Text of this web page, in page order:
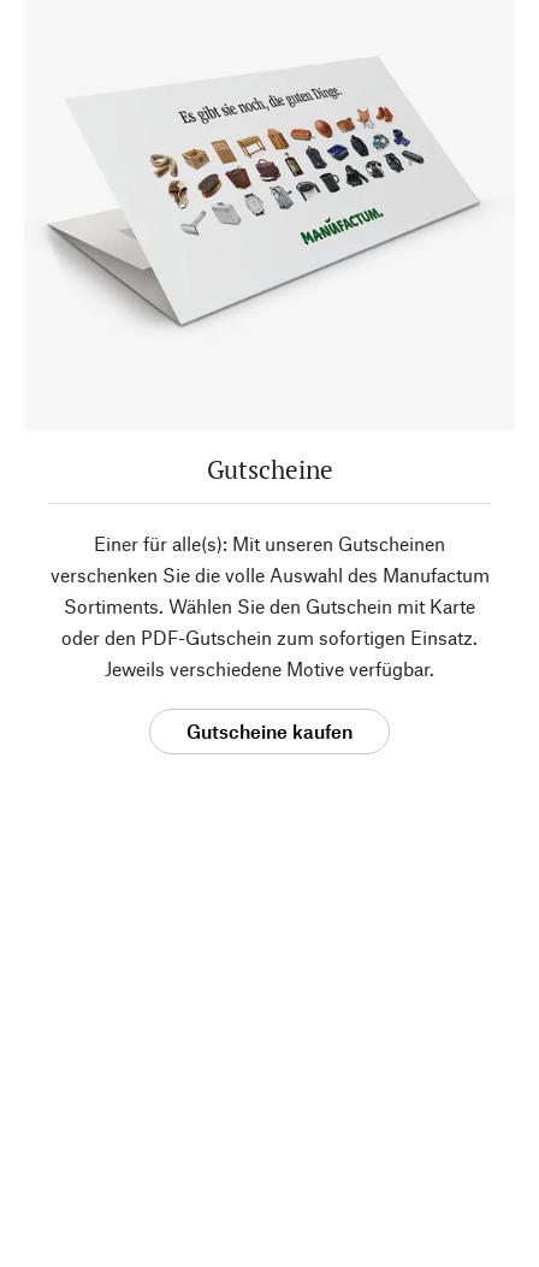
Gutscheine
Einer für alle(s): Mit unseren Gutscheinen
verschenken Sie die volle Auswahl des Manufactum
Sortiments. Wählen Sie den Gutschein mit Karte
oder den PDF-Gutschein zum sofortigen Einsatz.
Jeweils verschiedene Motive verfügbar.
Gutscheine kaufen